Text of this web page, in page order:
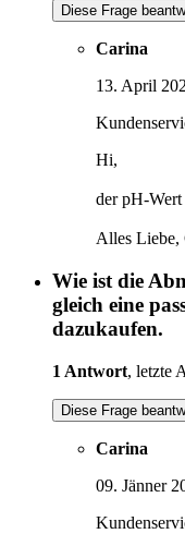
Diese Frage
Carina
13. April
Hi,
der pH-
Alles Liebe,
Wie ist die
gleich eine
dazukaufen.
1 Antwort, letzte
Diese Frage
Carina
09. Jänner